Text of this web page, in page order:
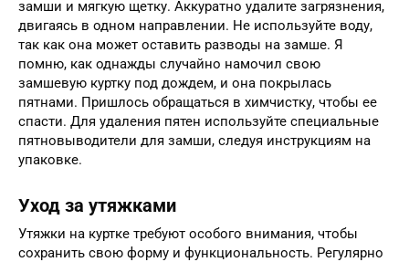
замши и мягкую щетку. Аккуратно удалите загрязнения,
двигаясь в одном направлении. Не используйте воду,
так как она может оставить разводы на замше. Я
помню, как однажды случайно намочил свою
замшевую куртку под дождем, и она покрылась
пятнами. Пришлось обращаться в химчистку, чтобы ее
спасти. Для удаления пятен используйте специальные
пятновыводители для замши, следуя инструкциям на
упаковке.
Уход за утяжками
Утяжки на куртке требуют особого внимания, чтобы
сохранить свою форму и функциональность. Регулярно